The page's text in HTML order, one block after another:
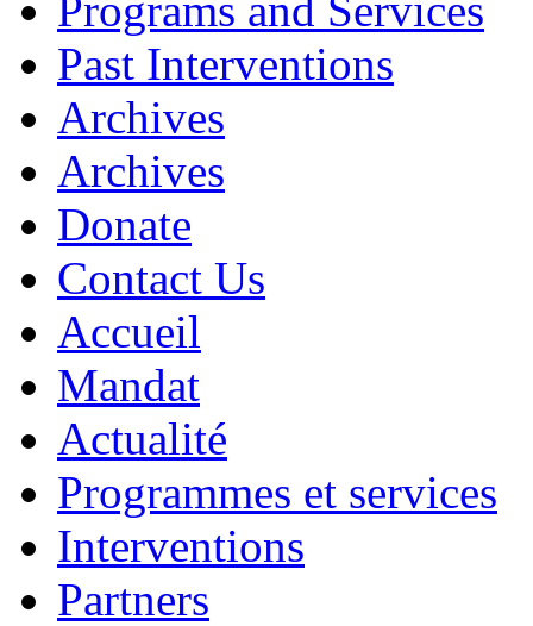
Past Interventions
Archives
Archives
Donate
Contact Us
Accueil
Mandat
Actualité
Programmes et services
Interventions
Partners